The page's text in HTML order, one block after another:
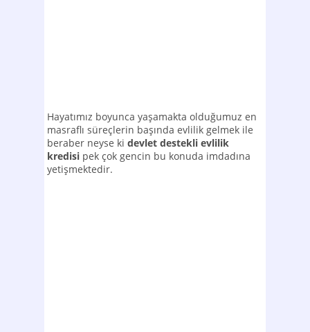
Hayatımız boyunca yaşamakta olduğumuz en
masraflı süreçlerin başında evlilik gelmek ile
beraber neyse ki devlet destekli evlilik
kredisi pek çok gencin bu konuda imdadına
yetişmektedir.